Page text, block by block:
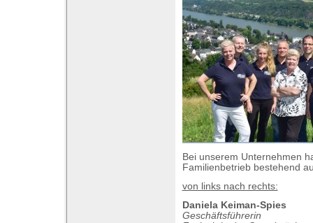
Bei unserem Unternehmen
Familienbetrieb bestehend
von links nach rechts:
Daniela Keiman-Spies
Geschäftsführerin